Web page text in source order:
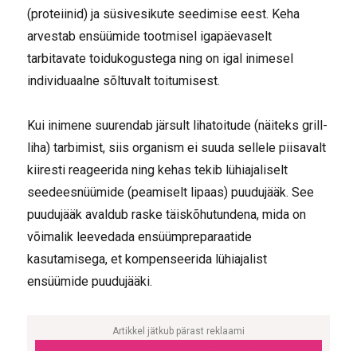
(proteiinid) ja süsivesikute seedimise eest. Keha
arvestab ensüümide tootmisel igapäevaselt
tarbitavate toidukogustega ning on igal inimesel
individuaalne sõltuvalt toitumisest.
Kui inimene suurendab järsult lihatoitude (näiteks grill-
liha) tarbimist, siis organism ei suuda sellele piisavalt
kiiresti reageerida ning kehas tekib lühiajaliselt
seedeesnüümide (peamiselt lipaas) puudujääk. See
puudujääk avaldub raske täiskõhutundena, mida on
võimalik leevedada ensüümpreparaatide
kasutamisega, et kompenseerida lühiajalist
ensüümide puudujääki.
Artikkel jätkub pärast reklaami